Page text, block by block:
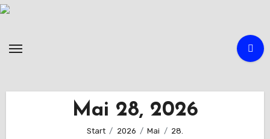
Zum
Mai 28, 2026
Start 2026 Mai 28.